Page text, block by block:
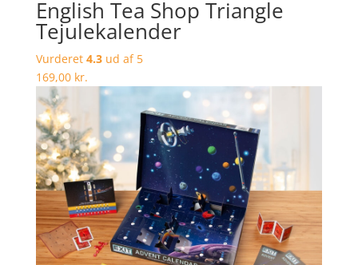
English Tea Shop Triangle
Tejulekalender
Vurderet 4.3ud af 5
169,00 kr.